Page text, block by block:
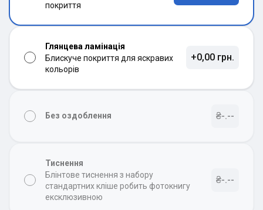
покриття
Глянцева ламінація
Блискуче покриття для яскравих
кольорів
+0,00 грн.
Без оздоблення ₴-.--
Тиснення
Блінтове тиснення з набору
стандартних кліше робить фотокнигу
ексклюзивною
₴-.--